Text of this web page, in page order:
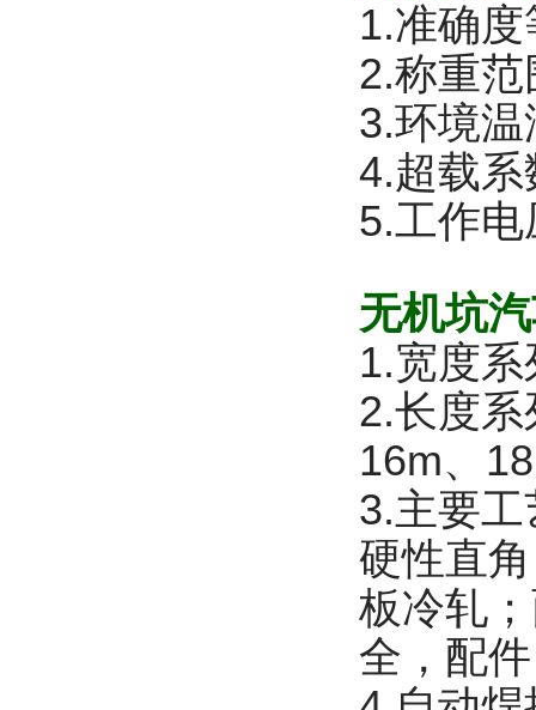
1.准确
2.称重
3.环境
4.超载
5.工作
无机坑
1.宽度
2.长度
16m、
3.主要
硬性直
板冷轧
全，配